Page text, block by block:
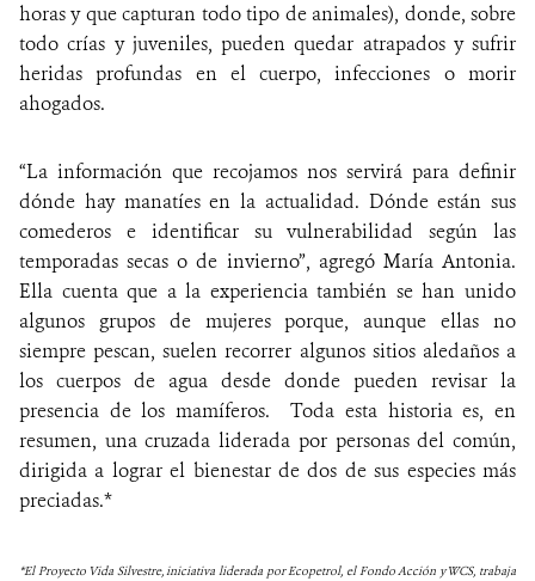
horas y que capturan todo tipo de animales), donde, sobre
todo crías y juveniles, pueden quedar atrapados y sufrir
heridas profundas en el cuerpo, infecciones o morir
ahogados.
“La información que recojamos nos servirá para definir
dónde hay manatíes en la actualidad. Dónde están sus
comederos e identificar su vulnerabilidad según las
temporadas secas o de invierno”, agregó María Antonia.
Ella cuenta que a la experiencia también se han unido
algunos grupos de mujeres porque, aunque ellas no
siempre pescan, suelen recorrer algunos sitios aledaños a
los cuerpos de agua desde donde pueden revisar la
presencia de los mamíferos. Toda esta historia es, en
resumen, una cruzada liderada por personas del común,
dirigida a lograr el bienestar de dos de sus especies más
preciadas.*
*El Proyecto Vida Silvestre, iniciativa liderada por Ecopetrol, el Fondo Acción y WCS, trabaja